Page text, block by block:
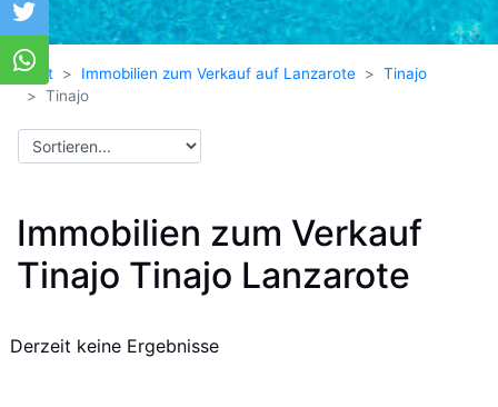
Start Immobilien zum Verkauf auf Lanzarote
Tinajo
Tinajo
Immobilien zum Verkauf
Tinajo Tinajo Lanzarote
Derzeit keine Ergebnisse